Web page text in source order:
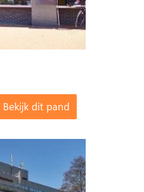
Bekijk dit pand